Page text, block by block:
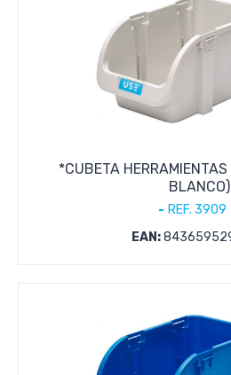
*CUBETA
BLANCO)
REF. 3909
EAN: